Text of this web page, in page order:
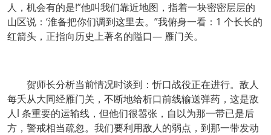
人，机会有的是!”他叫我们靠近地图，指着一块密密层层的
山区说：‘淮备把你们调到这里去。”我俯身一看：1 个长长的
红箭头，正指向历史上著名的隘口― 雁门关。
贺师长分析当前情况时谈到：忻口战役正在进行。敌人
每夭从大同经雁门关，不断地给析口前线输送弹药，这是敌
人l 条重要的运输线，但他们很嚣张，自以为那一带已是后
方，警戒相当疏忽。我们要利用敌人的弱点，到那一带发动